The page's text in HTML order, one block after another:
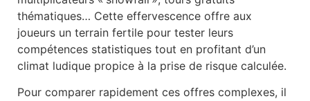
thématiques… Cette effervescence offre aux
joueurs un terrain fertile pour tester leurs
compétences statistiques tout en profitant d’un
climat ludique propice à la prise de risque calculée.
Pour comparer rapidement ces offres complexes, il